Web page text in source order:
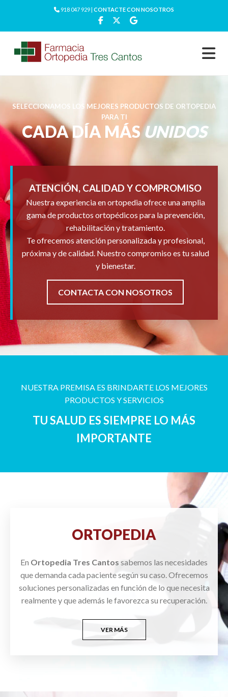
918 047 929 | CONTACTE CON NOSOTROS
SELECCIONAMOS LOS MEJORES PRODUCTOS DE ORTOPEDIA
PARA TI
CADA DÍA MÁSUNIDOS
ATENCIÓN, CALIDAD Y COMPROMISO
Nuestra experiencia en ortopedia ofrece una amplia
gama de productos ortopédicos para la prevención,
rehabilitación y tratamiento.
Te ofrecemos atención personalizada y profesional,
próxima y de calidad. Nuestro compromiso es tu salud
y bienestar.
CONTACTA CON NOSOTROS
NUESTRA PREMISA ES BRINDARTE LOS MEJORES
PRODUCTOS Y SERVICIOS
TU SALUD ES SIEMPRE LO MÁS
IMPORTANTE
ORTOPEDIA
En Ortopedia Tres Cantos sabemos las necesidades
que demanda cada paciente según su caso. Ofrecemos
soluciones personalizadas en función de lo que necesita
realmente y que además le favorezca su recuperación.
VER MÁS